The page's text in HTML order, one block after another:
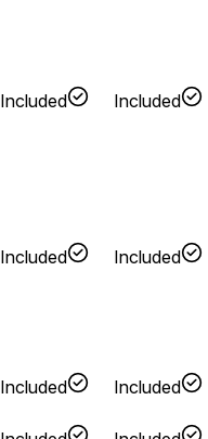
Included Included
Included Included
Included
Included